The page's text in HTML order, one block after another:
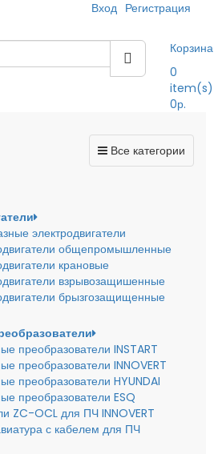
Вход Регистрация
Корзина
0
item(s)
0р.
Все категории
электродвигатели
общепромышленные
крановые
взрывозащишенные
брызгозащищенные
преобразователи INSTART
преобразователи INNOVERT
преобразователи HYUNDAI
преобразователи ESQ
ZC-OCL для ПЧ INNOVERT
с кабелем для ПЧ